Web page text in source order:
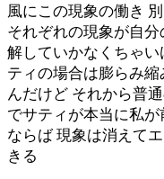
風にこの現象の働き
それぞれの現象が自
解していかなくちゃ
ティの場合は膨らみ
んだけど それから普
でサティが本当に私
ならば 現象は消えて
きる